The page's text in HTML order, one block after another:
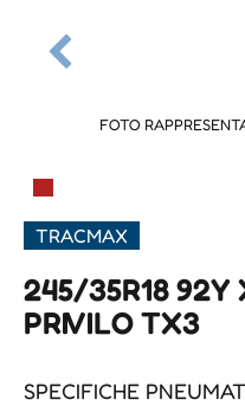
FOTO
▀
TRACMAX
245/35R18 92Y
PRIVILO TX3
SPECIFICHE